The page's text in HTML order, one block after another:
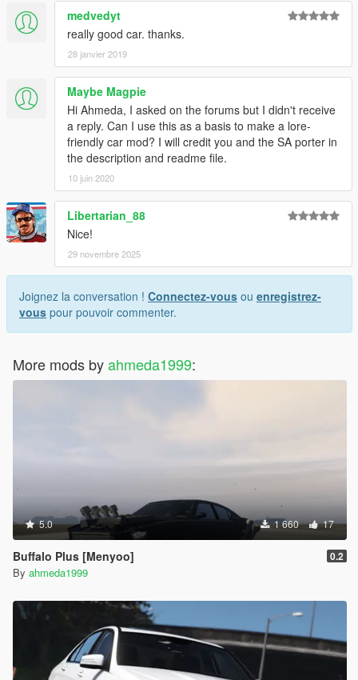
medvedyt
really good car. thanks.
28 janvier 2019
Maybe Magpie
Hi Ahmeda, I asked on the forums but I didn't receive
a reply. Can I use this as a basis to make a lore-
friendly car mod? I will credit you and the SA porter in
the description and readme file.
10 juin 2020
Libertarian_88
Nice!
29 novembre 2025
Joignez la conversation ! Connectez-vous ou enregistrez-
vous pour pouvoir commenter.
More mods byahmeda1999:
5.0 1 660 17
Buffalo Plus [Menyoo] 0.2
By ahmeda1999